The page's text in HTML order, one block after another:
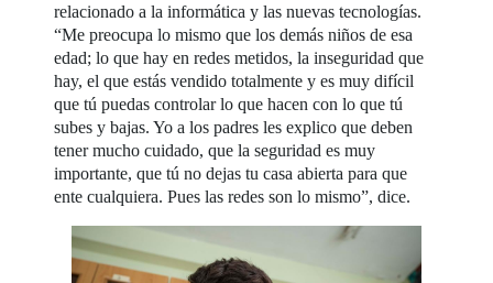
relacionado a la informática y las nuevas tecnologías.
“Me preocupa lo mismo que los demás niños de esa
edad; lo que hay en redes metidos, la inseguridad que
hay, el que estás vendido totalmente y es muy difícil
que tú puedas controlar lo que hacen con lo que tú
subes y bajas. Yo a los padres les explico que deben
tener mucho cuidado, que la seguridad es muy
importante, que tú no dejas tu casa abierta para que
ente cualquiera. Pues las redes son lo mismo”, dice.